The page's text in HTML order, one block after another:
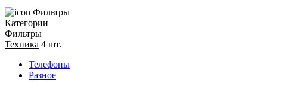
Фильтры
Категории
Фильтры
Техника 4 шт.
Телефоны
Разное